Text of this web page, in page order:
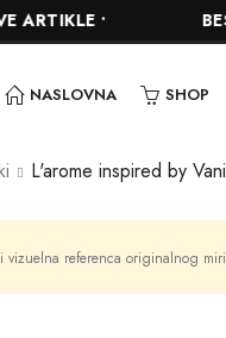
•
NASLOVNA SHOP
vizuelna referenca originalnog